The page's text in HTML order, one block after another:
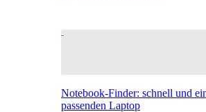
Notebook-Finder: schnell und
passenden Laptop